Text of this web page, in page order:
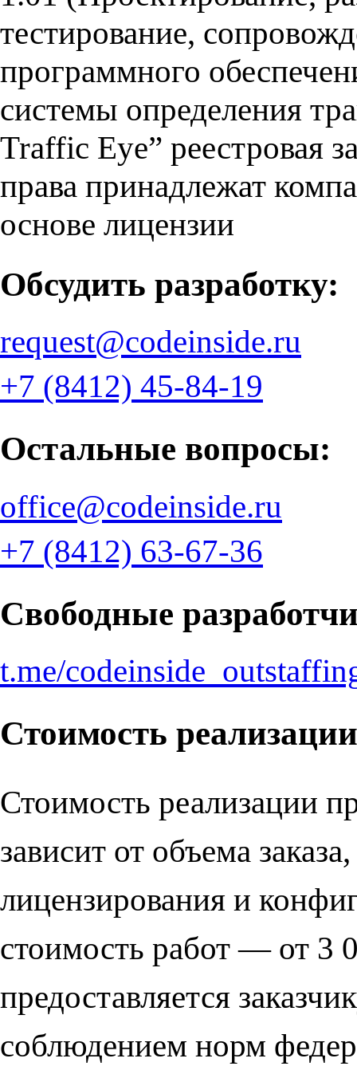
тестирование,
программного
системы определения
Traffic Eye” реестровая
права принадлежат
основе лицензии
Обсудить разработку:
request@codeinside.ru
+7 (8412) 45-84-19
Остальные вопросы:
office@codeinside.ru
+7 (8412) 63-67-36
Свободные
t.me/
Стоимость
Стоимость реализации
зависит от объема
лицензирования и
стоимость работ — от 3
предоставляется
соблюдением норм